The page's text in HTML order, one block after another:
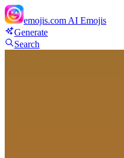
emojis.com AI Emojis
Generate
Search